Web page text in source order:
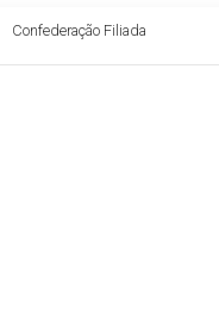
Confederação Filiada